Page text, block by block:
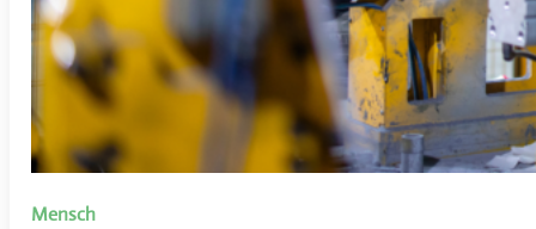
Mensch